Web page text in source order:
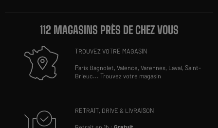
112 MAGASINS PRÈS DE CHEZ VOUS
TROUVEZ VOTRE MAGASIN
Paris Bagnolet,Valence,Varennes, Laval,Saint-
Brieuc...Trouvez votre magasin
RETRAIT, DRIVE & LIVRAISON